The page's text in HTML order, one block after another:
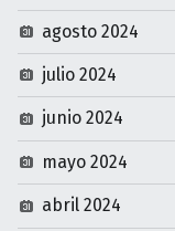
agosto 2024
julio 2024
junio 2024
mayo 2024
abril 2024